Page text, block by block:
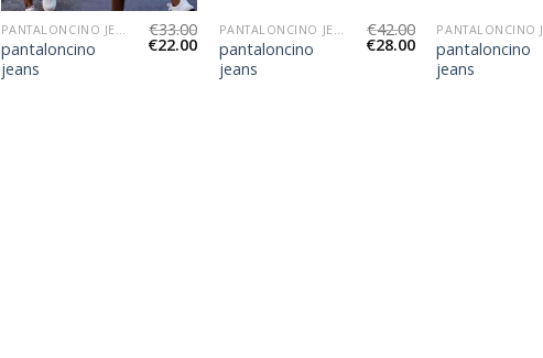
PANTALONCINO JEANS
pantaloncino
jeans
€33.00
€22.00
PANTALONCINO JEANS
pantaloncino
jeans
€42.00
€28.00
pantaloncino
jeans